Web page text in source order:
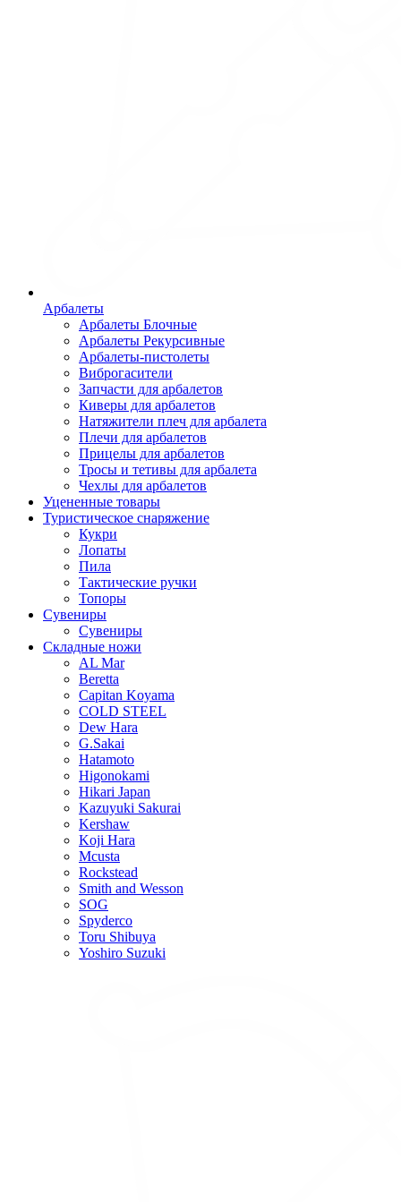
Арбалеты
Арбалеты Блочные
Арбалеты Рекурсивные
Арбалеты-пистолеты
Виброгасители
Запчасти для арбалетов
Киверы для арбалетов
Натяжители плеч для арбалета
Плечи для арбалетов
Прицелы для арбалетов
Тросы и тетивы для арбалета
Чехлы для арбалетов
Уцененные товары
Туристическое снаряжение
Кукри
Лопаты
Пила
Тактические ручки
Топоры
Сувениры
Сувениры
Складные ножи
AL Mar
Beretta
Capitan Koyama
COLD STEEL
Dew Hara
G.Sakai
Hatamoto
Higonokami
Hikari Japan
Kazuyuki Sakurai
Kershaw
Koji Hara
Mcusta
Rockstead
Smith and Wesson
SOG
Spyderco
Toru Shibuya
Yoshiro Suzuki